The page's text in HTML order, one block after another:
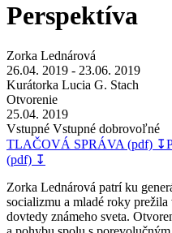
Perspektíva
Zorka Lednárová
26.04. 2019 - 23.06. 2019
Kurátorka Lucia G. Stach
Otvorenie
25.04. 2019
Vstupné Vstupné dobrovoľné
TLAČOVÁ SPRÁVA (pdf) ↧
(pdf) ↧
Zorka Lednárová patrí ku
socializmu a mladé roky
dovtedy známeho sveta.